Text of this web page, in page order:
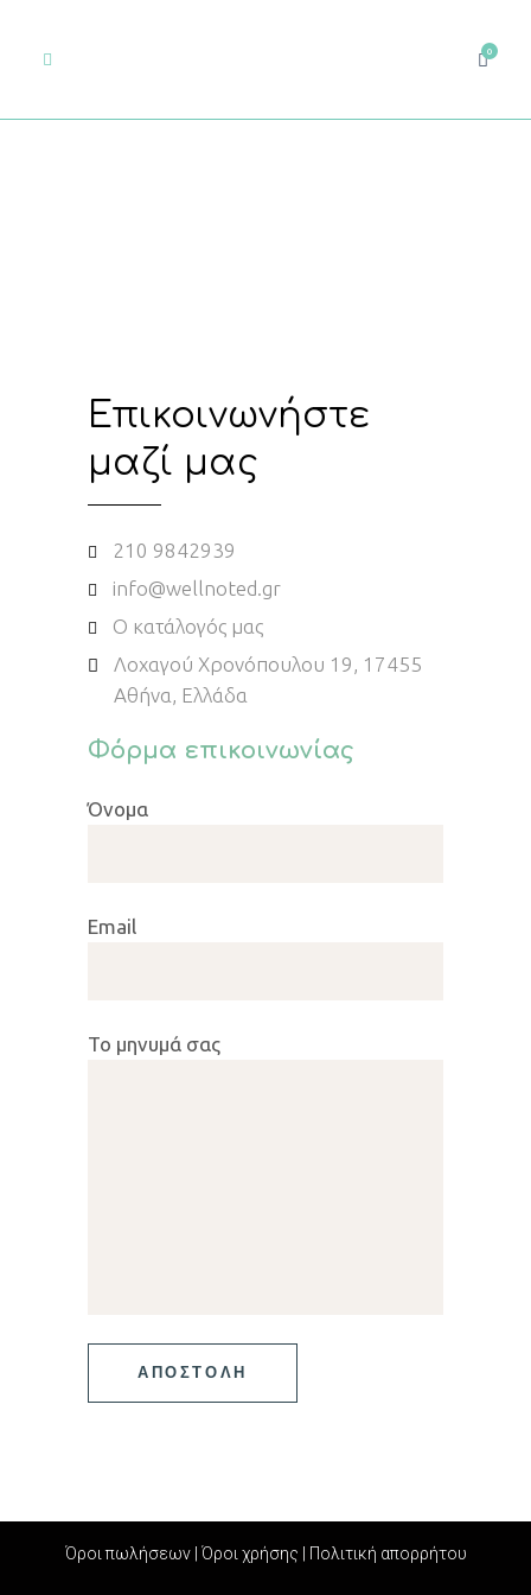
0
Επικοινωνήστε
μαζί μας
210 9842939
info@wellnoted.gr
Ο κατάλογός μας
Λοχαγού Χρονόπουλου 19, 17455
Αθήνα, Ελλάδα
Φόρμα επικοινωνίας
Όνομα
Εmail
Το μηνυμά σας
Όροι πωλήσεων| Όροι χρήσης Πολιτική απορρήτου